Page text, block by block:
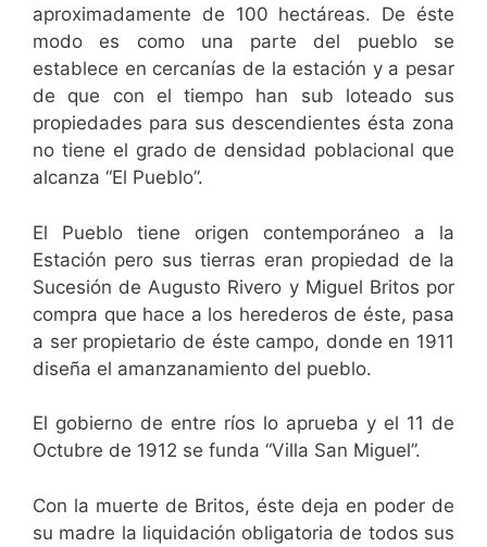
aproximadamente de 100 hectáreas. De éste
modo es como una parte del pueblo se
establece en cercanías de la estación y a pesar
de que con el tiempo han sub loteado sus
propiedades para sus descendientes ésta zona
no tiene el grado de densidad poblacional que
alcanza “El Pueblo”.
El Pueblo tiene origen contemporáneo a la
Estación pero sus tierras eran propiedad de la
Sucesión de Augusto Rivero y Miguel Britos por
compra que hace a los herederos de éste, pasa
a ser propietario de éste campo, donde en 1911
diseña el amanzanamiento del pueblo.
El gobierno de entre ríos lo aprueba y el 11 de
Octubre de 1912 se funda “Villa San Miguel”.
Con la muerte de Britos, éste deja en poder de
su madre la liquidación obligatoria de todos sus